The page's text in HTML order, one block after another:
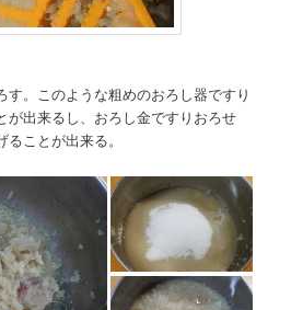
す。このような粗めのおろし器ですり
が出来るし、おろし金ですりおろせ
ことが出来る。